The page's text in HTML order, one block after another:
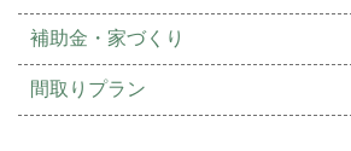
補助金・家づくり
間取りプラン